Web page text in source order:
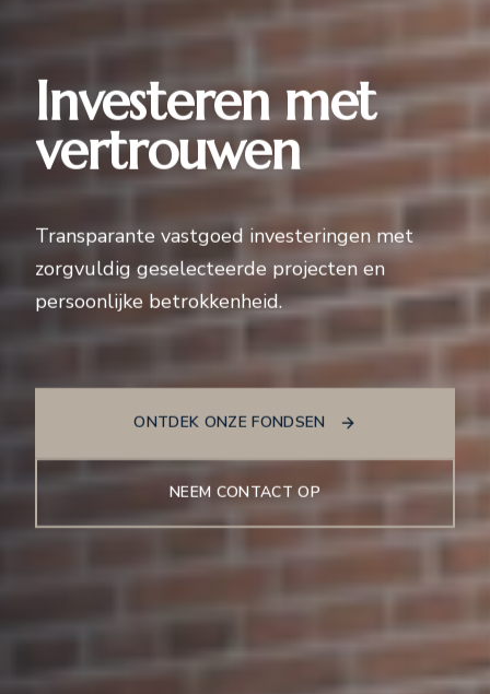
Investeren met
vertrouwen
Transparante vastgoed investeringen met
zorgvuldig geselecteerde projecten en
persoonlijke betrokkenheid.
ONTDEK ONZE FONDSEN
NEEM CONTACT OP